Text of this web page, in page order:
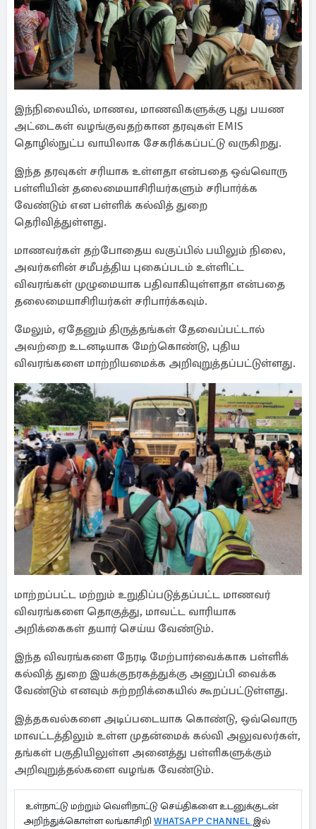
இந்நிலையில், மாணவ, மாணவிகளுக்கு புது பயண
அட்டைகள் வழங்குவதற்கான தரவுகள் EMIS
தொழில்நுட்ப வாயிலாக சேகரிக்கப்பட்டு வருகிறது.
இந்த தரவுகள் சரியாக உள்ளதா என்பதை ஒவ்வொரு
பள்ளியின் தலைமையாசிரியர்களும் சரிபார்க்க
வேண்டும் என பள்ளிக் கல்வித் துறை
தெரிவித்துள்ளது.
மாணவர்கள் தற்போதைய வகுப்பில் பயிலும் நிலை,
அவர்களின் சமீபத்திய புகைப்படம் உள்ளிட்ட
விவரங்கள் முழுமையாக பதிவாகியுள்ளதா என்பதை
தலைமையாசிரியர்கள் சரிபார்க்கவும்.
மேலும், ஏதேனும் திருத்தங்கள் தேவைப்பட்டால்
அவற்றை உடனடியாக மேற்கொண்டு, புதிய
விவரங்களை மாற்றியமைக்க அறிவுறுத்தப்பட்டுள்ளது.
மாற்றப்பட்ட மற்றும் உறுதிப்படுத்தப்பட்ட மாணவர்
விவரங்களை தொகுத்து, மாவட்ட வாரியாக
அறிக்கைகள் தயார் செய்ய வேண்டும்.
இந்த விவரங்களை நேரடி மேற்பார்வைக்காக பள்ளிக்
கல்வித் துறை இயக்குநரகத்துக்கு அனுப்பி வைக்க
வேண்டும் எனவும் சுற்றறிக்கையில் கூறப்பட்டுள்ளது.
இத்தகவல்களை அடிப்படையாக கொண்டு, ஒவ்வொரு
மாவட்டத்திலும் உள்ள முதன்மைக் கல்வி அலுவலர்கள்,
தங்கள் பகுதியிலுள்ள அனைத்து பள்ளிகளுக்கும்
அறிவுறுத்தல்களை வழங்க வேண்டும்.
உள்நாட்டு மற்றும் வெளிநாட்டு செய்திகளை உடனுக்குடன்
அறிந்துக்கொள்ள லங்காசிறி WHATSAPP CHANNEL இல்